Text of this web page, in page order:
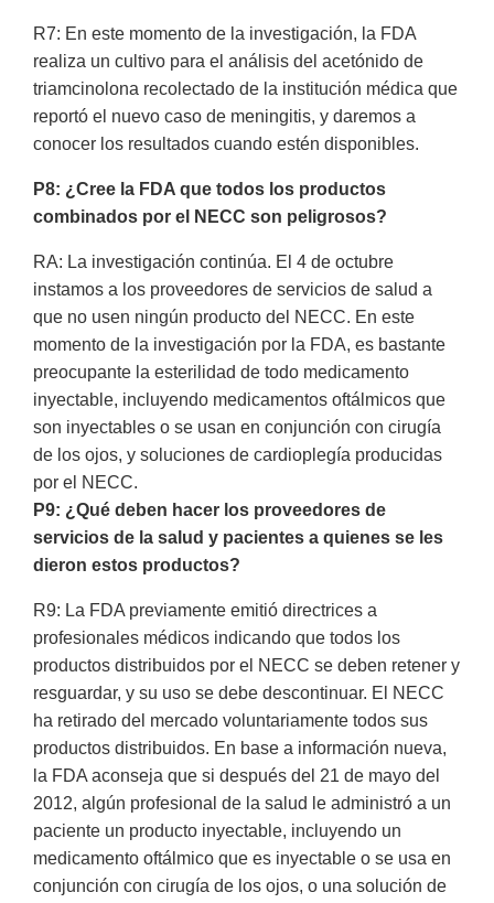
R7: En este momento de la investigación, la FDA
realiza un cultivo para el análisis del acetónido de
triamcinolona recolectado de la institución médica que
reportó el nuevo caso de meningitis, y daremos a
conocer los resultados cuando estén disponibles.
P8: ¿Cree la FDA que todos los productos
combinados por el NECC son peligrosos?
RA: La investigación continúa. El 4 de octubre
instamos a los proveedores de servicios de salud a
que no usen ningún producto del NECC. En este
momento de la investigación por la FDA, es bastante
preocupante la esterilidad de todo medicamento
inyectable, incluyendo medicamentos oftálmicos que
son inyectables o se usan en conjunción con cirugía
de los ojos, y soluciones de cardioplegía producidas
por el NECC.
P9: ¿Qué deben hacer los proveedores de
servicios de la salud y pacientes a quienes se les
dieron estos productos?
R9: La FDA previamente emitió directrices a
profesionales médicos indicando que todos los
productos distribuidos por el NECC se deben retener y
resguardar, y su uso se debe descontinuar. El NECC
ha retirado del mercado voluntariamente todos sus
productos distribuidos. En base a información nueva,
la FDA aconseja que si después del 21 de mayo del
2012, algún profesional de la salud le administró a un
paciente un producto inyectable, incluyendo un
medicamento oftálmico que es inyectable o se usa en
conjunción con cirugía de los ojos, o una solución de